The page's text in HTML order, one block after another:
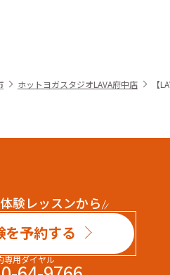
ホットヨガスタジオLAVA府中店
【
験レッスンから
を予約する
専用ダイヤル